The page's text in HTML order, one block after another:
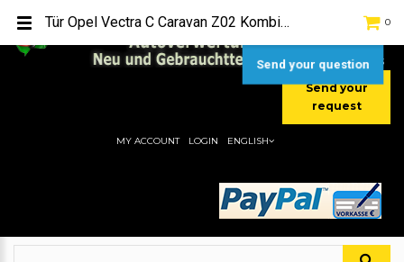
[+49] (0) 2232-5205
[+49] (0) 177 / 4080033
Send your
request
0
MY ACCOUNT LOGIN ENGLISH
Tür Opel Vectra C Caravan Z02 Kombi Farbcode Z21B Ultra Blue Blau hinten links
Send your question